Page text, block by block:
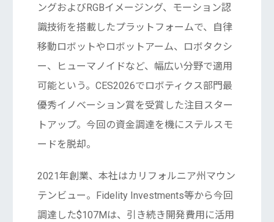
ングおよびRGBイメージング、モーション認
識技術を搭載したプラットフォームで、自律
移動ロボットやロボットアーム、ロボタクシ
ー、ヒューマノイドなど、幅広い分野で適用
可能という。CES2026でロボティクス部門最
優秀イノベーション賞を受賞した注目スター
トアップ。今回の資金調達を機にステルスモ
ードを脱却。
2021年創業、本社はカリフォルニア州マウン
テンビュー。Fidelity Investments等から今回
調達した$107Mは、引き続き開発費用に活用